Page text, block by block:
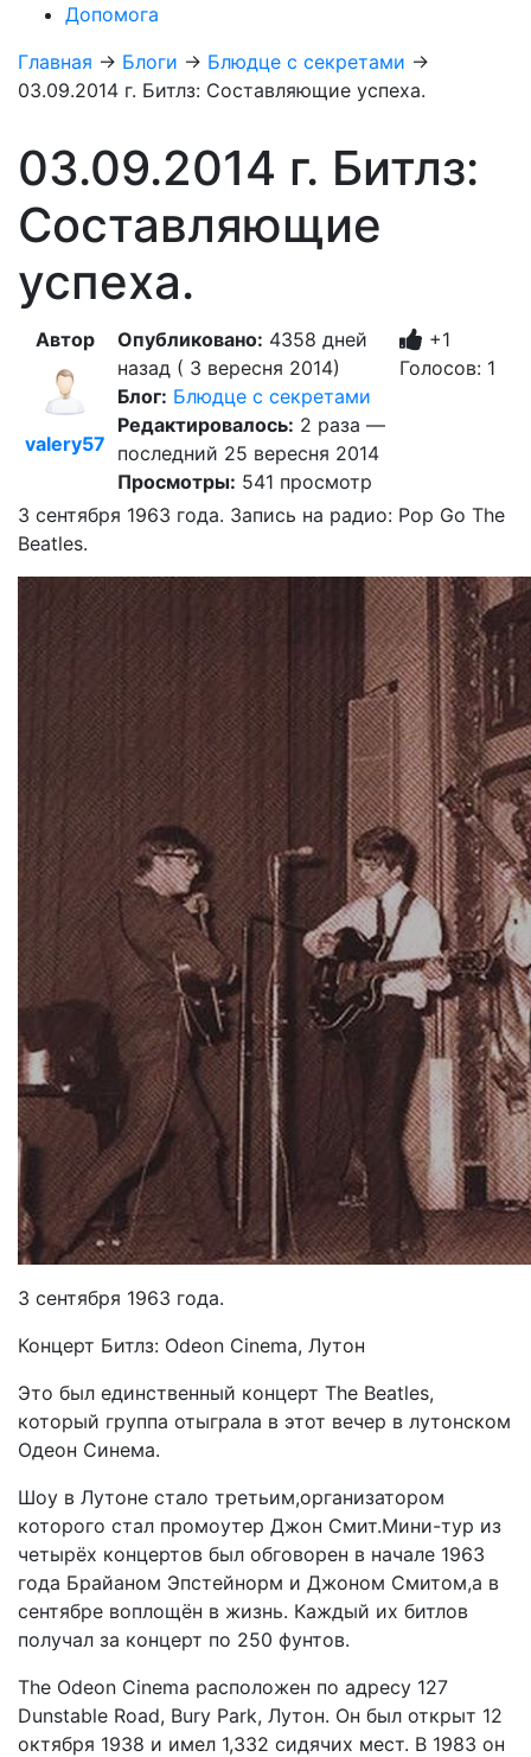
Допомога
Главная → Блоги → Блюдце с секретами →
03.09.2014 г. Битлз: Составляющие успеха.
03.09.2014 г. Битлз:
Составляющие
успеха.
Автор
valery57
Опубликовано: 4358 дней
назад ( 3 вересня 2014)
Блог: Блюдце с секретами
Редактировалось: 2 раза —
последний 25 вересня 2014
Просмотры: 541 просмотр
+1
Голосов: 1
3 сентября 1963 года. Запись на радио: Pop Go The
Beatles.
3 сентября 1963 года.
Концерт Битлз: Odeon Cinema, Лутон
Это был единственный концерт The Beatles,
который группа отыграла в этот вечер в лутонском
Одеон Синема.
Шоу в Лутоне стало третьим,организатором
которого стал промоутер Джон Смит.Мини-тур из
четырёх концертов был обговорен в начале 1963
года Брайаном Эпстейнорм и Джоном Смитом,а в
сентябре воплощён в жизнь. Каждый их битлов
получал за концерт по 250 фунтов.
The Odeon Cinema расположен по адресу 127
Dunstable Road, Bury Park, Лутон. Он был открыт 12
октября 1938 и имел 1,332 сидячих мест. В 1983 он